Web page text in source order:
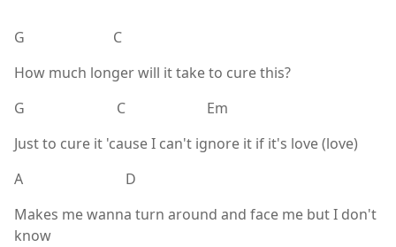
G C
How much longer will it take to cure this?
G C Em
Just to cure it 'cause I can't ignore it if it's love (love)
A D
Makes me wanna turn around and face me but I don't
know